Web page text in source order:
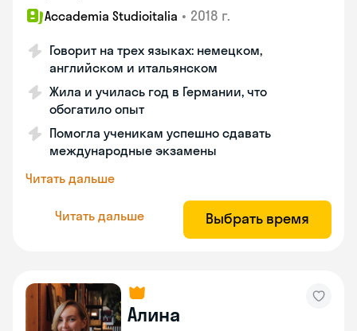
Accademia Studioitalia • 2018 г.
Говорит на трех языках: немецком,
английском и итальянском
Жила и училась год в Германии, что
обогатило опыт
Помогла ученикам успешно сдавать
международные экзамены
Читать дальше
Читать дальше Выбрать время
Алина